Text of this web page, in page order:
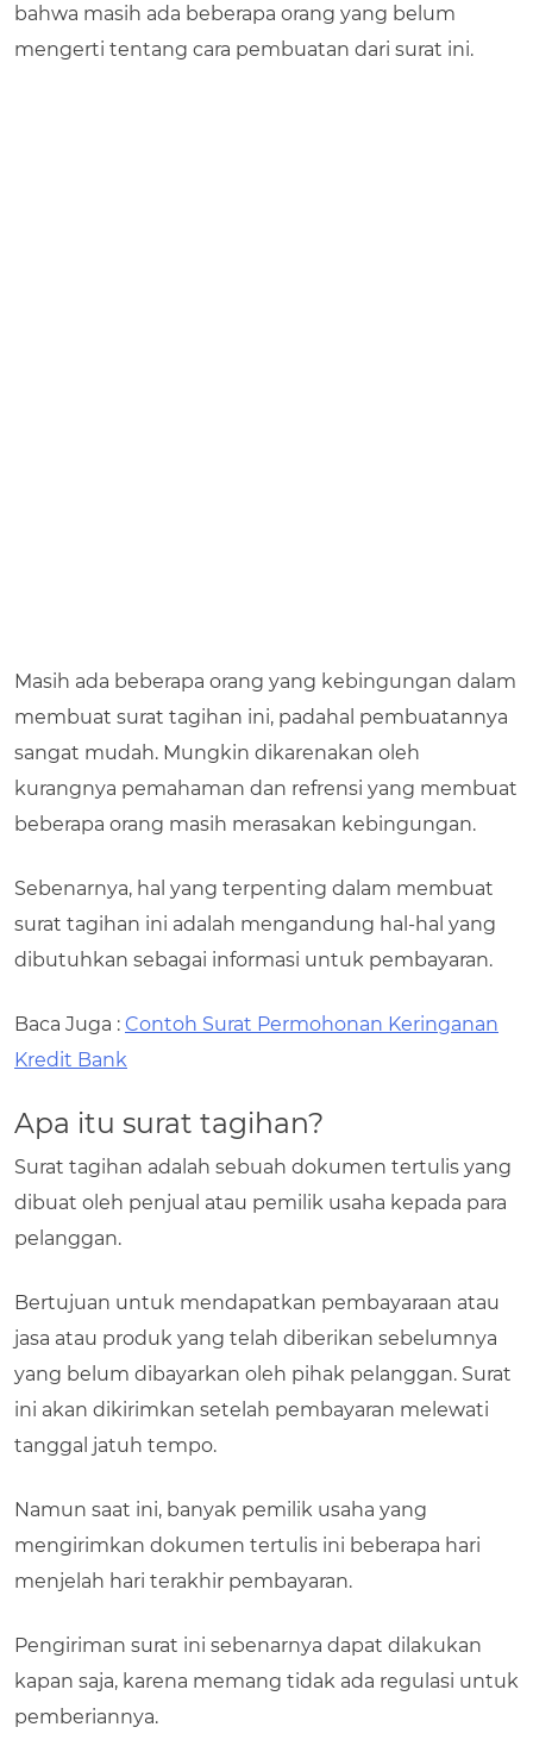
bahwa masih ada beberapa orang yang belum
mengerti tentang cara pembuatan dari surat ini.
Masih ada beberapa orang yang kebingungan dalam
membuat surat tagihan ini, padahal pembuatannya
sangat mudah. Mungkin dikarenakan oleh
kurangnya pemahaman dan refrensi yang membuat
beberapa orang masih merasakan kebingungan.
Sebenarnya, hal yang terpenting dalam membuat
surat tagihan ini adalah mengandung hal-hal yang
dibutuhkan sebagai informasi untuk pembayaran.
Baca Juga : Contoh Surat Permohonan Keringanan
Kredit Bank
Apa itu surat tagihan?
Surat tagihan adalah sebuah dokumen tertulis yang
dibuat oleh penjual atau pemilik usaha kepada para
pelanggan.
Bertujuan untuk mendapatkan pembayaraan atau
jasa atau produk yang telah diberikan sebelumnya
yang belum dibayarkan oleh pihak pelanggan. Surat
ini akan dikirimkan setelah pembayaran melewati
tanggal jatuh tempo.
Namun saat ini, banyak pemilik usaha yang
mengirimkan dokumen tertulis ini beberapa hari
menjelah hari terakhir pembayaran.
Pengiriman surat ini sebenarnya dapat dilakukan
kapan saja, karena memang tidak ada regulasi untuk
pemberiannya.